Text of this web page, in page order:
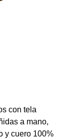
con tela
a mano,
y cuero 100%